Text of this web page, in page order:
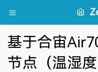
基于合宙
节点（温湿